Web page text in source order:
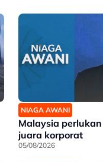
NIAGA AWANI
Malaysia
juara korporat
05/08/2026